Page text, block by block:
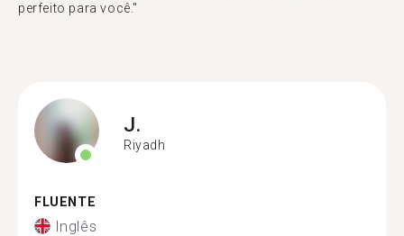
perfeito para você."
J.
Riyadh
FLUENTE
Inglês